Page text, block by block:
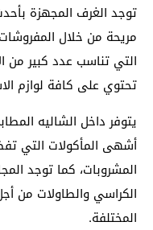
توجد الغرف المجهزة
مريحة من خلال المفروشات
التي تناسب عدد كبير من
تحتوي على كافة لوازم
يتوفر داخل الشاليه
أشهى المأكولات التي
المشروبات، كما توجد
الكراسي والطاولات من
المختلفة.